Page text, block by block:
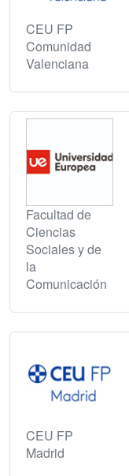
CEU FP
Comunidad
Valenciana
Facultad de
Ciencias
Sociales y de
la
Comunicación
CEU FP
Madrid